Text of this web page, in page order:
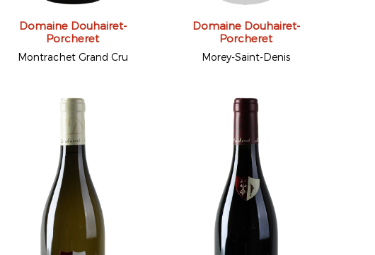
Domaine Douhairet-
Porcheret
Montrachet Grand Cru
Domaine Douhairet-
Porcheret
Morey-Saint-Denis